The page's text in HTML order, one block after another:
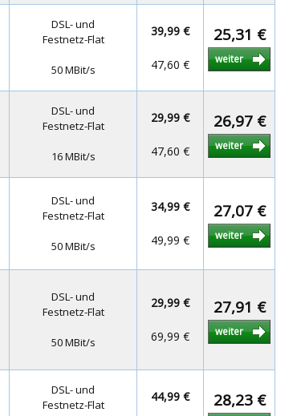
DSL- und
Festnetz-Flat
50 MBit/s
39,99 €
47,60 €
25,31 €
weiter
DSL- und
Festnetz-Flat
16 MBit/s
29,99 €
47,60 €
26,97 €
weiter
DSL- und
Festnetz-Flat
50 MBit/s
34,99 €
49,99 €
27,07 €
weiter
DSL- und
Festnetz-Flat
50 MBit/s
29,99 €
69,99 €
27,91 €
weiter
DSL- und
Festnetz-Flat
44,99 € 28,23 €